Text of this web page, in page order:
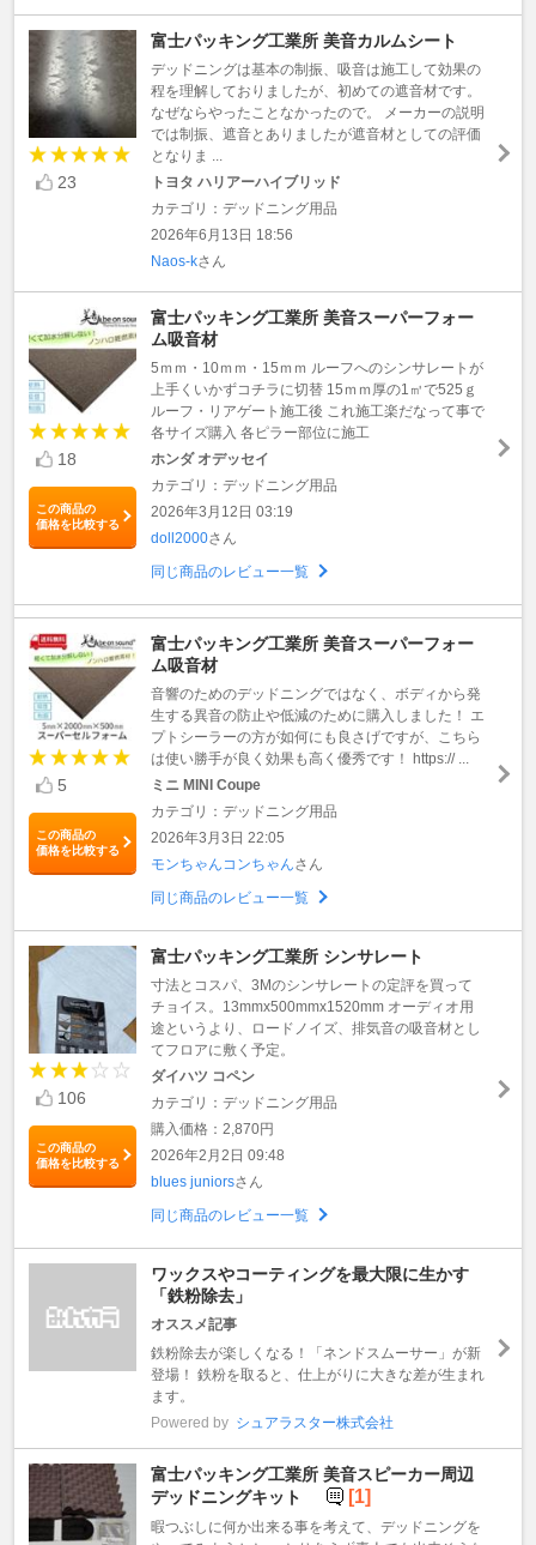
23
富士パッキング工業所 美音カルムシート
デッドニングは基本の制振、吸音は施工して効果の
程を理解しておりましたが、初めての遮音材です。
なぜならやったことなかったので。 メーカーの説明
では制振、遮音とありましたが遮音材としての評価
となりま ...
トヨタ ハリアーハイブリッド
カテゴリ：デッドニング用品
2026年6月13日 18:56
Naos-kさん
18
この商品の
価格を比較する
富士パッキング工業所 美音スーパーフォー
ム吸音材
5ｍｍ・10ｍｍ・15ｍｍ ルーフへのシンサレートが
上手くいかずコチラに切替 15ｍｍ厚の1㎥で525ｇ
ルーフ・リアゲート施工後 これ施工楽だなって事で
各サイズ購入 各ピラー部位に施工
ホンダ オデッセイ
カテゴリ：デッドニング用品
2026年3月12日 03:19
doll2000さん
同じ商品のレビュー一覧
5
この商品の
価格を比較する
富士パッキング工業所 美音スーパーフォー
ム吸音材
音響のためのデッドニングではなく、ボディから発
生する異音の防止や低減のために購入しました！ エ
プトシーラーの方が如何にも良さげですが、こちら
は使い勝手が良く効果も高く優秀です！ https:// ...
ミニ MINI Coupe
カテゴリ：デッドニング用品
2026年3月3日 22:05
モンちゃんコンちゃんさん
同じ商品のレビュー一覧
106
この商品の
価格を比較する
富士パッキング工業所 シンサレート
寸法とコスパ、3Mのシンサレートの定評を買って
チョイス。13mmx500mmx1520mm オーディオ用
途というより、ロードノイズ、排気音の吸音材とし
てフロアに敷く予定。
ダイハツ コペン
カテゴリ：デッドニング用品
購入価格：2,870円
2026年2月2日 09:48
blues juniorsさん
同じ商品のレビュー一覧
ワックスやコーティングを最大限に生かす
「鉄粉除去」
オススメ記事
鉄粉除去が楽しくなる！「ネンドスムーサー」が新
登場！ 鉄粉を取ると、仕上がりに大きな差が生まれ
ます。
Powered by シュアラスター株式会社
富士パッキング工業所 美音スピーカー周辺
デッドニングキット
[1]
暇つぶしに何か出来る事を考えて、デッドニングを